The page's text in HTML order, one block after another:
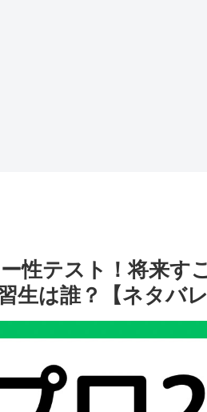
性テスト！将来す
生は誰？【ネタバレ